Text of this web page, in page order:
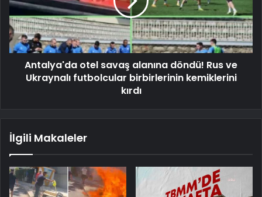
Antalya'da otel savaş alanına döndü! Rus ve
Ukraynalı futbolcular birbirlerinin kemiklerini
kırdı
İlgili Makaleler